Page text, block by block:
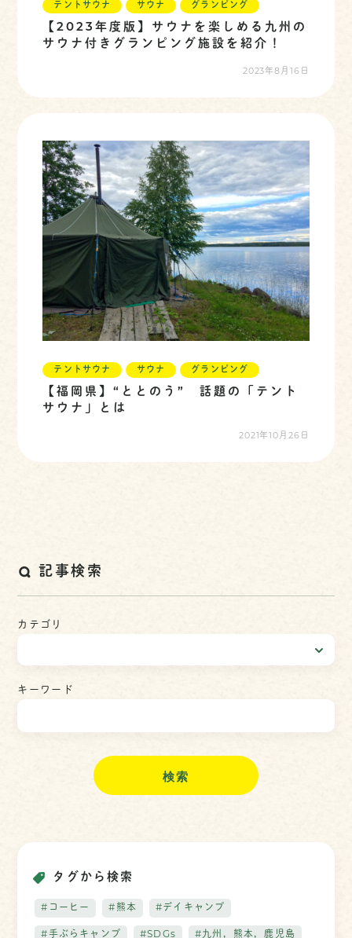
テントサウナ サウナ グランピング
【2023年度版】サウナを楽しめる九州の
サウナ付きグランピング施設を紹介！
2023年8月16日
テントサウナ サウナ グランピング
【福岡県】“ととのう” 話題の「テント
サウナ」とは
2021年10月26日
記事検索
カテゴリ
キーワード
検
タグから検索
#コーヒー #熊本 #デイキャンプ
#手ぶらキャンプ #SDGs #九州，熊本，鹿児島